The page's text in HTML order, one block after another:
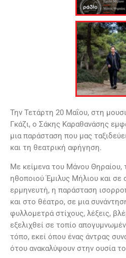
Την Τετάρτη 20 Μαΐου, στη
Γκάζι, ο Σάκης Καραθανάσης
μια παράσταση που μας
και τη θεατρική αφήγηση.
Με κείμενα του Μάνου Θηραίου,
ηθοποιού Έμιλυς Μήλιου και σε
ερμηνευτή, η παράσταση
και στο θέατρο, σε μια
φυλλομετρά στίχους, λέξεις,
εξελιχθεί σε τοπίο
τόπο, εκεί όπου ένας άντρας
ότου ανακαλύψουν στην ουσία